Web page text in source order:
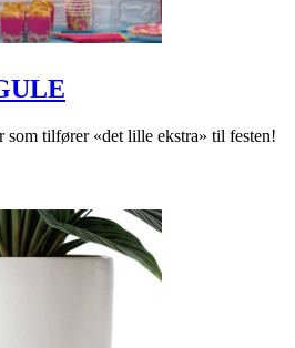
som tilfører «det lille ekstra» til festen!